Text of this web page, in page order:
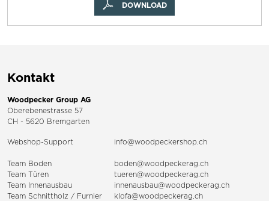
DOWNLOAD
Kontakt
Woodpecker Group AG
Oberebenestrasse 57
CH - 5620 Bremgarten
Webshop-Support info@woodpeckershop.ch
Team Boden
boden@woodpeckerag.ch
Team Türen
tueren@woodpeckerag.ch
Team Innenausbau
innenausbau@woodpeckerag.ch
Team Schnittholz / Furnier
klofa@woodpeckerag.ch